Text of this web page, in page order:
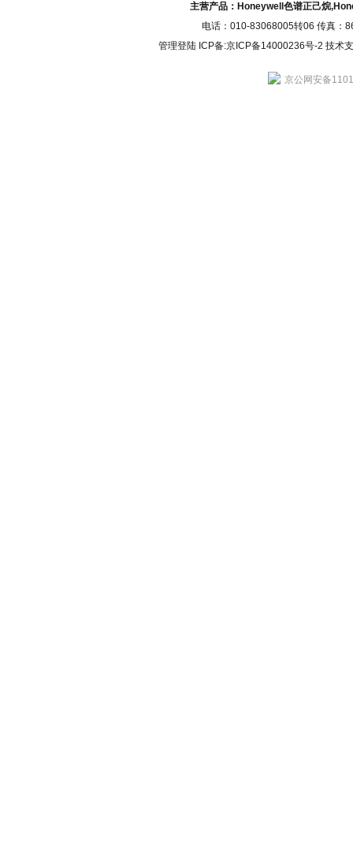
主营产品：Honeywell色谱正己烷
电话：010-83068005转06 传真：
管理登陆ICP备:京ICP备14000236号-2 技术
京公网安备